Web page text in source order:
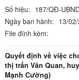
Số hiệu: 187/QĐ-
Ngày ban hành: 13/
File đính kèm:
Quyết định về việc
thị trấn Văn Quan,
Mạnh Cường)